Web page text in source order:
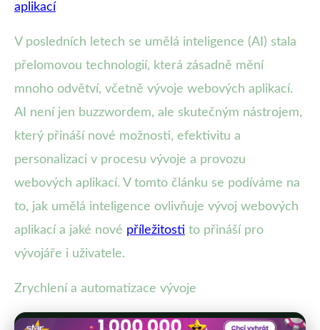
aplikací
V posledních letech se umělá inteligence (AI) stala
přelomovou technologií, která zásadně mění
mnoho odvětví, včetně vývoje webových aplikací.
AI není jen buzzwordem, ale skutečným nástrojem,
který přináší nové možnosti, efektivitu a
personalizaci v procesu vývoje a provozu
webových aplikací. V tomto článku se podíváme na
to, jak umělá inteligence ovlivňuje vývoj webových
aplikací a jaké nové příležitosti to přináší pro
vývojáře i uživatele.
Zrychlení a automatizace vývoje